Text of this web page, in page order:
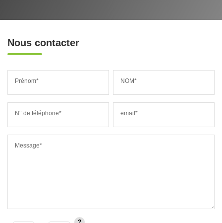
Nous contacter
Prénom* NOM*
N° de téléphone* email*
Message*